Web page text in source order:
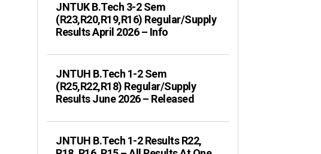
JNTUK B.Tech 3-2 Sem
(R23,R20,R19,R16) Regular/Supply
Results April 2026 – Info
JNTUH B.Tech 1-2 Sem
(R25,R22,R18) Regular/Supply
Results June 2026 – Released
JNTUH B.Tech 1-2 Results R22,